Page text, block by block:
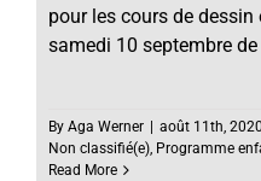
pour les cours de
samedi 10 septembre
By Aga Werner | août 11th, 2020
Non classifié(e) Programme
Read More